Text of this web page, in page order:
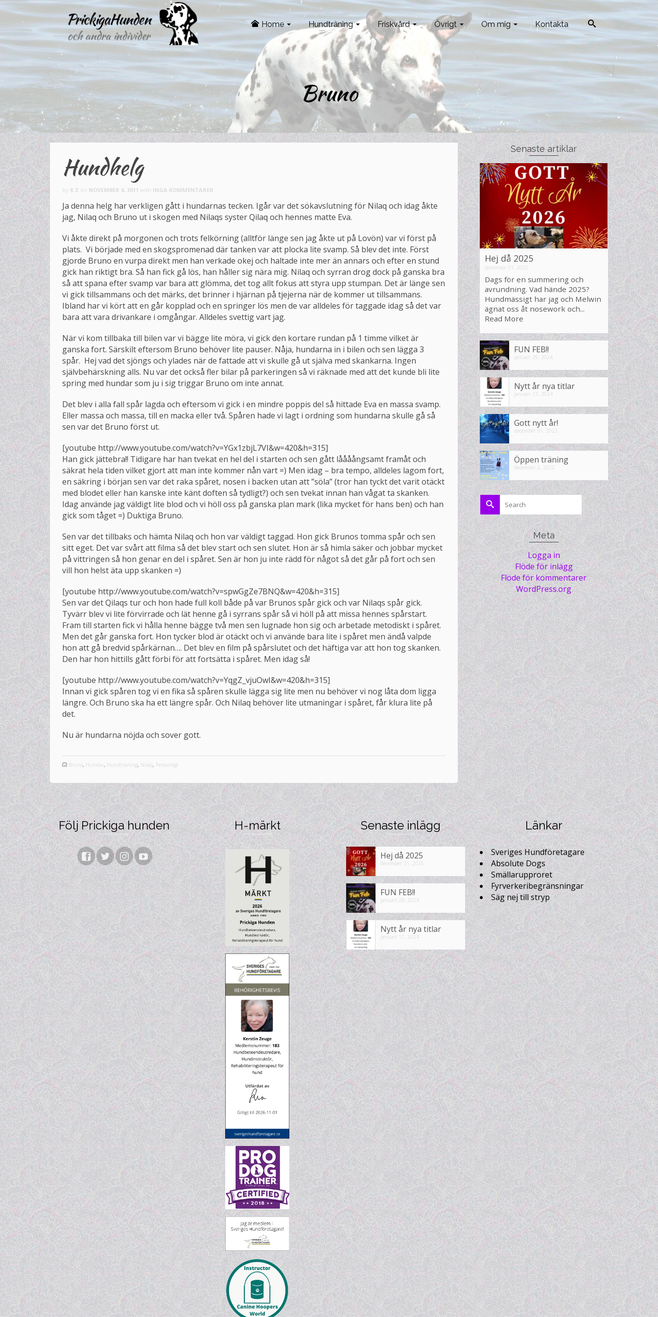
Home Hundträning Friskvård Övrigt Om mig Kontakta
Bruno
Hundhelg
by K Z on NOVEMBER 6, 2011 with INGA KOMMENTARER
Ja denna helg har verkligen gått i hundarnas tecken. Igår var det sökavslutning för Nilaq och idag åkte
jag, Nilaq och Bruno ut i skogen med Nilaqs syster Qilaq och hennes matte Eva.
Vi åkte direkt på morgonen och trots felkörning (alltför länge sen jag åkte ut på Lovön) var vi först på
plats. Vi började med en skogspromenad där tanken var att plocka lite svamp. Så blev det inte. Först
gjorde Bruno en vurpa direkt men han verkade okej och haltade inte mer än annars och efter en stund
gick han riktigt bra. Så han fick gå lös, han håller sig nära mig. Nilaq och syrran drog dock på ganska bra
så att spana efter svamp var bara att glömma, det tog allt fokus att styra upp stumpan. Det är länge sen
vi gick tillsammans och det märks, det brinner i hjärnan på tjejerna när de kommer ut tillsammans.
Ibland har vi kört att en går kopplad och en springer lös men de var alldeles för taggade idag så det var
bara att vara drivankare i omgångar. Alldeles svettig vart jag.
När vi kom tillbaka till bilen var vi bägge lite möra, vi gick den kortare rundan på 1 timme vilket är
ganska fort. Särskilt eftersom Bruno behöver lite pauser. Nåja, hundarna in i bilen och sen lägga 3
spår. Hej vad det sjöngs och ylades när de fattade att vi skulle gå ut själva med skankarna. Ingen
självbehärskning alls. Nu var det också fler bilar på parkeringen så vi räknade med att det kunde bli lite
spring med hundar som ju i sig triggar Bruno om inte annat.
Det blev i alla fall spår lagda och eftersom vi gick i en mindre poppis del så hittade Eva en massa svamp.
Eller massa och massa, till en macka eller två. Spåren hade vi lagt i ordning som hundarna skulle gå så
sen var det Bruno först ut.
[youtube http://www.youtube.com/watch?v=YGx1zbjL7VI&w=420&h=315]
Han gick jättebra!! Tidigare har han tvekat en hel del i starten och sen gått låååångsamt framåt och
säkrat hela tiden vilket gjort att man inte kommer nån vart =) Men idag – bra tempo, alldeles lagom fort,
en säkring i början sen var det raka spåret, nosen i backen utan att ”söla” (tror han tyckt det varit otäckt
med blodet eller han kanske inte känt doften så tydligt?) och sen tvekat innan han vågat ta skanken.
Idag använde jag väldigt lite blod och vi höll oss på ganska plan mark (lika mycket för hans ben) och han
gick som tåget =) Duktiga Bruno.
Sen var det tillbaks och hämta Nilaq och hon var väldigt taggad. Hon gick Brunos tomma spår och sen
sitt eget. Det var svårt att filma så det blev start och sen slutet. Hon är så himla säker och jobbar mycket
på vittringen så hon genar en del i spåret. Sen är hon ju inte rädd för något så det går på fort och sen
vill hon helst äta upp skanken =)
[youtube http://www.youtube.com/watch?v=spwGgZe7BNQ&w=420&h=315]
Sen var det Qilaqs tur och hon hade full koll både på var Brunos spår gick och var Nilaqs spår gick.
Tyvärr blev vi lite förvirrade och lät henne gå i syrrans spår så vi höll på att missa hennes spårstart.
Fram till starten fick vi hålla henne bägge två men sen lugnade hon sig och arbetade metodiskt i spåret.
Men det går ganska fort. Hon tycker blod är otäckt och vi använde bara lite i spåret men ändå valpde
hon att gå bredvid spårkärnan…. Det blev en film på spårslutet och det häftiga var att hon tog skanken.
Den har hon hittills gått förbi för att fortsätta i spåret. Men idag så!
[youtube http://www.youtube.com/watch?v=YqgZ_vjuOwI&w=420&h=315]
Innan vi gick spåren tog vi en fika så spåren skulle lägga sig lite men nu behöver vi nog låta dom ligga
längre. Och Bruno ska ha ett längre spår. Och Nilaq behöver lite utmaningar i spåret, får klura lite på
det.
Nu är hundarna nöjda och sover gott.
Bruno, Hundar, Hundträning, Nilaq, Personligt
Senaste artiklar
Hej då 2025
december 31, 2025
Dags för en summering och
avrundning. Vad hände 2025?
Hundmässigt har jag och Melwin
ägnat oss åt nosework och...
Read More
FUN FEB!!
januari 29, 2024
Nytt år nya titlar
januari 17, 2024
Gott nytt år!
december 31, 2022
Öppen träning
december 2, 2022
Search
for:
Meta
Logga in
Flöde för inlägg
Flöde för kommentarer
WordPress.org
Följ Prickiga hunden H-märkt Senaste inlägg
Hej då 2025
december 31, 2025
FUN FEB!!
januari 29, 2024
Nytt år nya titlar
januari 17, 2024
Länkar
Sveriges Hundföretagare
Absolute Dogs
Smällarupproret
Fyrverkeribegränsningar
Säg nej till stryp